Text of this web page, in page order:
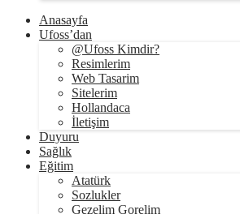
Anasayfa
Ufoss’dan
@Ufoss Kimdir?
Resimlerim
Web Tasarim
Sitelerim
Hollandaca
İletişim
Duyuru
Sağlık
Eğitim
Atatürk
Sozlukler
Gezelim Gorelim